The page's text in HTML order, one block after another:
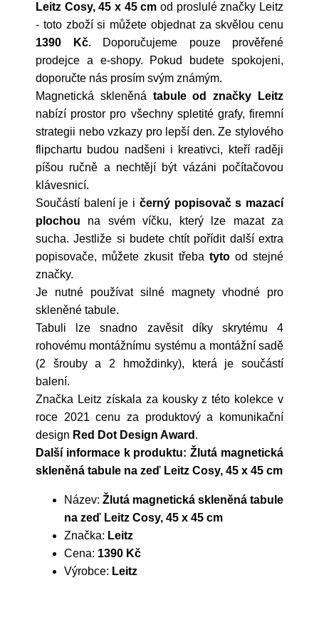
Leitz Cosy, 45 x 45 cm od proslulé značky Leitz
- toto zboží si můžete objednat za skvělou cenu
1390 Kč. Doporučujeme pouze prověřené
prodejce a e-shopy. Pokud budete spokojeni,
doporučte nás prosím svým známým.
Magnetická skleněná tabule od značky Leitz
nabízí prostor pro všechny spletité grafy, firemní
strategii nebo vzkazy pro lepší den. Ze stylového
flipchartu budou nadšeni i kreativci, kteří raději
píšou ručně a nechtějí být vázáni počítačovou
klávesnicí.
Součástí balení je i černý popisovač s mazací
plochou na svém víčku, který lze mazat za
sucha. Jestliže si budete chtít pořídit další extra
popisovače, můžete zkusit třeba tytood stejné
značky.
Je nutné používat silné magnety vhodné pro
skleněné tabule.
Tabuli lze snadno zavěsit díky skrytému 4
rohovému montážnímu systému a montážní sadě
(2 šrouby a 2 hmoždinky), která je součástí
balení.
Značka Leitz získala za kousky z této kolekce v
roce 2021 cenu za produktový a komunikační
design Red Dot Design Award .
Další informace k produktu: Žlutá magnetická
skleněná tabule na zeď Leitz Cosy, 45 x 45 cm
Název: Žlutá magnetická skleněná tabule
na zeď Leitz Cosy, 45 x 45 cm
Značka: Leitz
Cena: 1390 Kč
Výrobce: Leitz